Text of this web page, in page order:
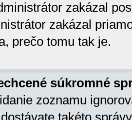
zakázal
zakázal
prečo tomu tak je.
súkromné
zoznamu
takéto